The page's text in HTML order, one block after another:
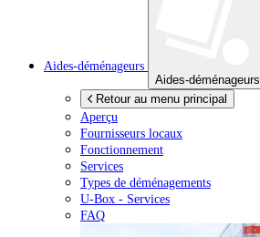
Aides-déménageurs
Aides-déménageurs
Retour au menu principal
Aperçu
Fournisseurs locaux
Fonctionnement
Services
Types de déménagements
U-Box - Services
FAQ